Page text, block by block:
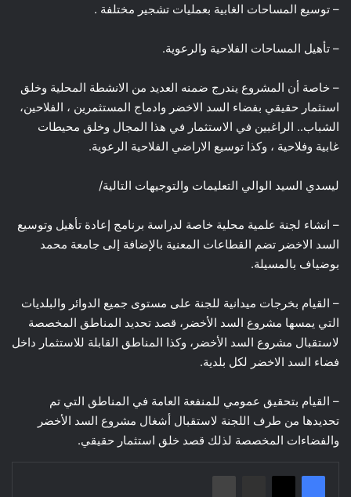
– توسيع المساحات الغابية بعمليات تشجير مختلفة .
– تأهيل المساحات الفلاحية والرعوية.
– خاصة أن المشروع يندرج ضمنه العديد من الانشطة المحلية وخلق
استثمار حقيقي بفضاء السد الاخضر وادماج المستثمرين ، الفلاحين،
الشباب.. الراغبين في الاستثمار في هذا المجال وخلق محيطات
غابية وفلاحية ، وكذا توسيع الاراضي الفلاحية الرعوية.
ليسدي السيد الوالي التعليمات والتوجيهات التالية/
– انشاء لجنة علمية محلية خاصة لدراسة برنامج إعادة تأهيل وتوسيع
السد الاخضر تضم القطاعات المعنية بالإضافة إلى جامعة محمد
بوضياف بالمسيلة.
– القيام بخرجات ميدانية للجنة على مستوى جميع الدوائر والبلديات
التي يمسها مشروع السد الأخضر، قصد تحديد المناطق المخصصة
لاستقبال مشروع السد الأخضر، وكذا المناطق القابلة للاستثمار داخل
فضاء السد الاخضر لكل بلدية.
– القيام بتحقيق عمومي للمنفعة العامة في المناطق التي تم
تحديدها من طرف اللجنة لاستقبال أشغال مشروع السد الأخضر
والفضاءات المخصصة لذلك قصد خلق استثمار حقيقي.